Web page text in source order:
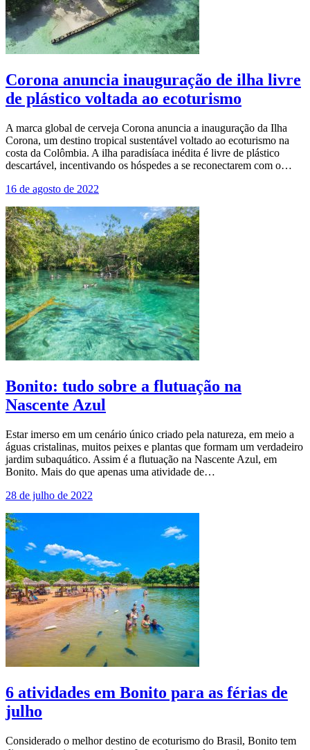
Corona anuncia inauguração de ilha livre
de plástico voltada ao ecoturismo
A marca global de cerveja Corona anuncia a inauguração da Ilha
Corona, um destino tropical sustentável voltado ao ecoturismo na
costa da Colômbia. A ilha paradisíaca inédita é livre de plástico
descartável, incentivando os hóspedes a se reconectarem com o…
16 de agosto de 2022
Bonito: tudo sobre a flutuação na
Nascente Azul
Estar imerso em um cenário único criado pela natureza, em meio a
águas cristalinas, muitos peixes e plantas que formam um verdadeiro
jardim subaquático. Assim é a flutuação na Nascente Azul, em
Bonito. Mais do que apenas uma atividade de…
28 de julho de 2022
6 atividades em Bonito para as férias de
julho
Considerado o melhor destino de ecoturismo do Brasil, Bonito tem